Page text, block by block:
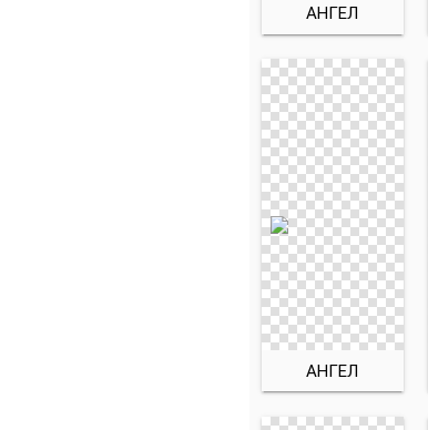
АНГЕЛ
АНГЕЛ